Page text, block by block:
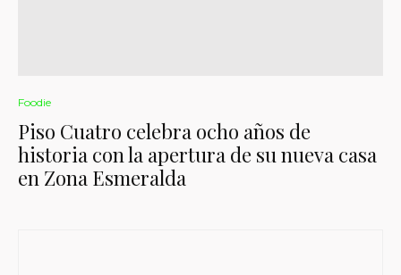
Foodie
Piso Cuatro celebra ocho años de
historia con la apertura de su nueva casa
en Zona Esmeralda